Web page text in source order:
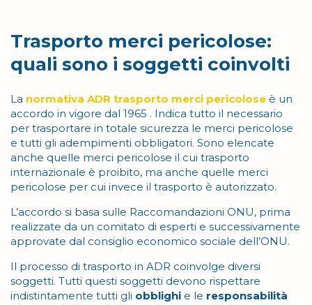
Trasporto merci pericolose:
quali sono i soggetti coinvolti
La normativa ADR trasporto merci pericolose è un
accordo in vigore dal 1965 . Indica tutto il necessario
per trasportare in totale sicurezza le merci pericolose
e tutti gli adempimenti obbligatori. Sono elencate
anche quelle merci pericolose il cui trasporto
internazionale è proibito, ma anche quelle merci
pericolose per cui invece il trasporto è autorizzato.
L’accordo si basa sulle Raccomandazioni ONU, prima
realizzate da un comitato di esperti e successivamente
approvate dal consiglio economico sociale dell’ONU.
Il processo di trasporto in ADR coinvolge diversi
soggetti. Tutti questi soggetti devono rispettare
indistintamente tutti gli obblighi e le responsabilità